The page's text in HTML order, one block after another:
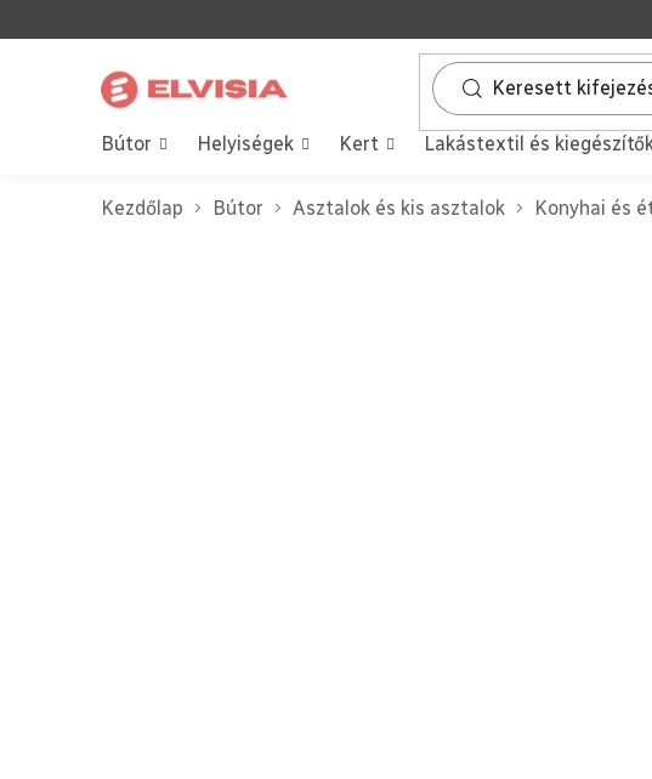
a
tartalomhoz
Bútor Helyiségek Kert Lakástextil és
Kezdőlap Bútor Asztalok és kis asztalok Konyhai és